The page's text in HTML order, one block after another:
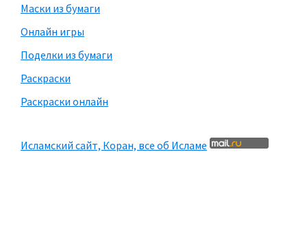
Маски из бумаги
Онлайн игры
Поделки из бумаги
Раскраски
Раскраски онлайн
Исламский сайт, Коран, все об Исламе